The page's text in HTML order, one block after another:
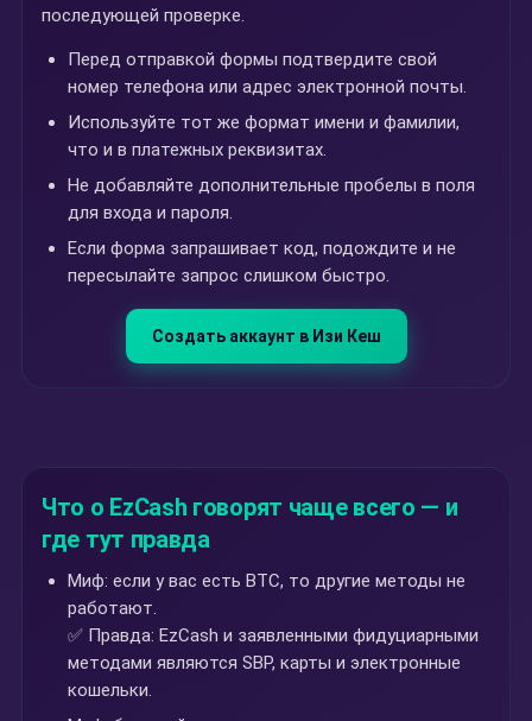
последующей проверке.
Перед отправкой формы подтвердите свой
номер телефона или адрес электронной почты.
Используйте тот же формат имени и фамилии,
что и в платежных реквизитах.
Не добавляйте дополнительные пробелы в поля
для входа и пароля.
Если форма запрашивает код, подождите и не
пересылайте запрос слишком быстро.
Создать аккаунт в Изи Кеш
Что о EzCash говорят чаще всего — и
где тут правда
Миф: если у вас есть BTC, то другие методы не
работают.
✅ Правда: EzCash и заявленными фидуциарными
методами являются SBP, карты и электронные
кошельки.